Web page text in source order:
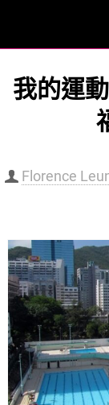
我的運
Florence